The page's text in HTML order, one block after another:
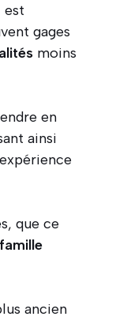
est
gages
moins
en
ainsi
que ce
famille
ancien